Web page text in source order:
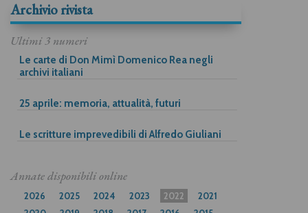
Archivio rivista
Ultimi 3 numeri
Le carte di Don Mimì Domenico Rea negli
archivi italiani
25 aprile: memoria, attualità, futuri
Le scritture imprevedibili di Alfredo Giuliani
Annate disponibili online
2026 2025 2024 2023 2022
2021